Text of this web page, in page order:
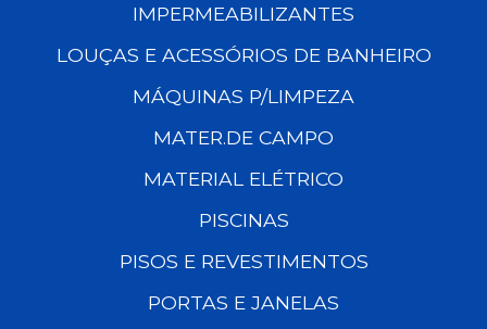
IMPERMEABILIZANTES
LOUÇAS E ACESSÓRIOS DE BANHEIRO
MÁQUINAS P/LIMPEZA
MATER.DE CAMPO
MATERIAL ELÉTRICO
PISCINAS
PISOS E REVESTIMENTOS
PORTAS E JANELAS